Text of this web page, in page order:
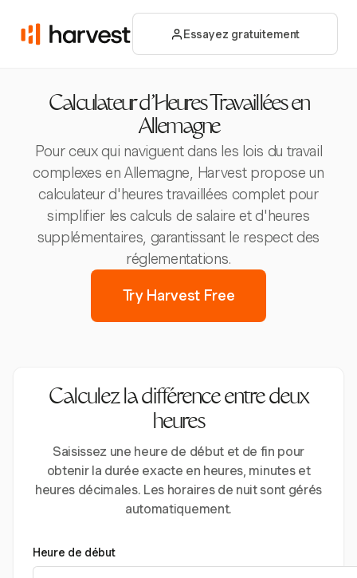
Essayez gratuitement
Calculateur d'Heures Travaillées en
Allemagne
Pour ceux qui naviguent dans les lois du travail
complexes en Allemagne, Harvest propose un
calculateur d'heures travaillées complet pour
simplifier les calculs de salaire et d'heures
supplémentaires, garantissant le respect des
réglementations.
Try Harvest Free
Calculez la différence entre deux
heures
Saisissez une heure de début et de fin pour
obtenir la durée exacte en heures, minutes et
heures décimales. Les horaires de nuit sont gérés
automatiquement.
Heure de début